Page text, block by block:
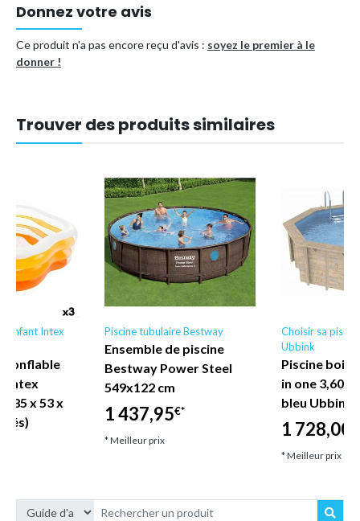
Donnez votre avis
Ce produit n'a pas encore reçu d'avis : soyez le premier à le
donner !
Trouver des produits similaires
enfant Intex
gonflable
Intex
185 x 53 x
Piscine tubulaire Bestway
Ensemble de piscine
Bestway Power Steel
549x122 cm
1 437,95€*
* Meilleur prix
Choisir sa
Ubbink
Piscine bois
in one 3,60 x
bleu Ubbink
1 728,00
* Meilleur prix